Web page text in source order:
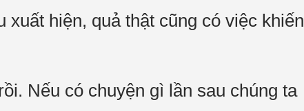
hiện, quả thật cũng có việc khiến
Nếu có chuyện gì lần sau chúng ta